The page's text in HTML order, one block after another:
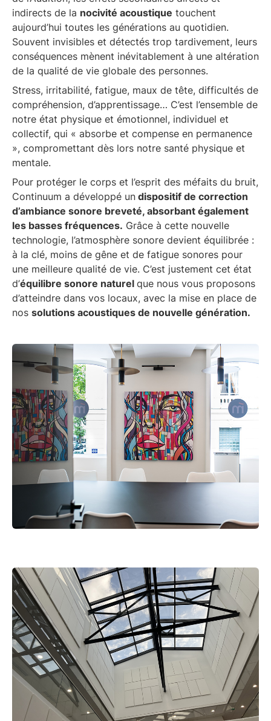
indirects de la nocivité acoustique touchent
aujourd’hui toutes les générations au quotidien.
Souvent invisibles et détectés trop tardivement, leurs
conséquences mènent inévitablement à une altération
de la qualité de vie globale des personnes.
Stress, irritabilité, fatigue, maux de tête, difficultés de
compréhension, d’apprentissage… C’est l’ensemble de
notre état physique et émotionnel, individuel et
collectif, qui « absorbe et compense en permanence
», compromettant dès lors notre santé physique et
mentale.
Pour protéger le corps et l’esprit des méfaits du bruit,
Continuum a développé un dispositif de correction
d’ambiance sonore breveté, absorbant également
les basses fréquences. Grâce à cette nouvelle
technologie, l’atmosphère sonore devient équilibrée :
à la clé, moins de gêne et de fatigue sonores pour
une meilleure qualité de vie. C’est justement cet état
d’équilibre sonore naturel que nous vous proposons
d’atteindre dans vos locaux, avec la mise en place de
nos solutions acoustiques de nouvelle génération.